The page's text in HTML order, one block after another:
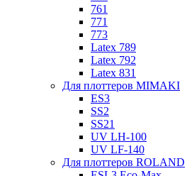
761
771
773
Latex 789
Latex 792
Latex 831
Для плоттеров MIMAKI
ES3
SS2
SS21
UV LH-100
UV LF-140
Для плоттеров ROLAND